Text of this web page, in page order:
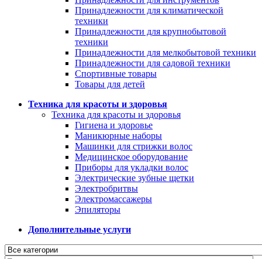
Принадлежности для климатической
техники
Принадлежности для крупнобытовой
техники
Принадлежности для мелкобытовой техники
Принадлежности для садовой техники
Спортивные товары
Товары для детей
Техника для красоты и здоровья
Техника для красоты и здоровья
Гигиена и здоровье
Маникюрные наборы
Машинки для стрижки волос
Медицинское оборудование
Приборы для укладки волос
Электрические зубные щетки
Электробритвы
Электромассажеры
Эпиляторы
Дополнительные услуги